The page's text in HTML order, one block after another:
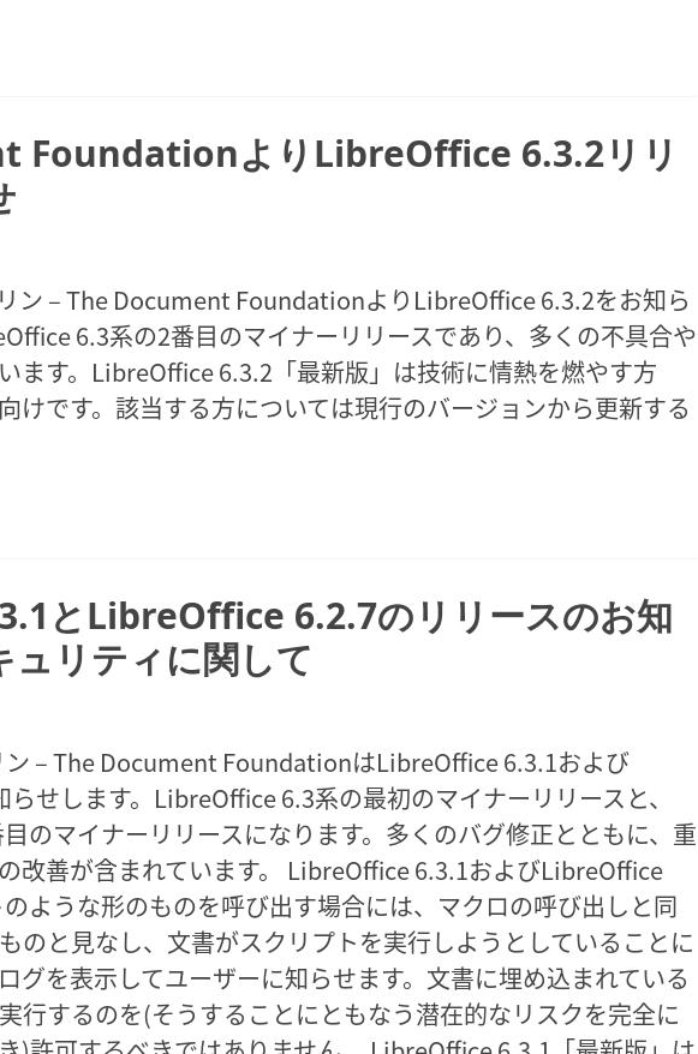
FoundationよりLibreOffice 6.3.2リリ
ン – The Document FoundationよりLibreOffice 6.3.2をお知ら
6.3系の2番目のマイナーリリースであり、多くの不具合や
ます。LibreOffice 6.3.2「最新版」は技術に情熱を燃やす方
けです。該当する方については現行のバージョンから更新する
とLibreOffice 6.2.7のリリースのお知
ュリティに関して
ン – The Document FoundationはLibreOffice 6.3.1および
せします。LibreOffice 6.3系の最初のマイナーリリースと、
のマイナーリリースになります。多くのバグ修正とともに、重
改善が含まれています。 LibreOffice 6.3.1およびLibreOffice
ような形のものを呼び出す場合には、マクロの呼び出しと同
のと見なし、文書がスクリプトを実行しようとしていることに
グを表示してユーザーに知らせます。文書に埋め込まれている
行するのを(そうすることにともなう潜在的なリスクを完全に